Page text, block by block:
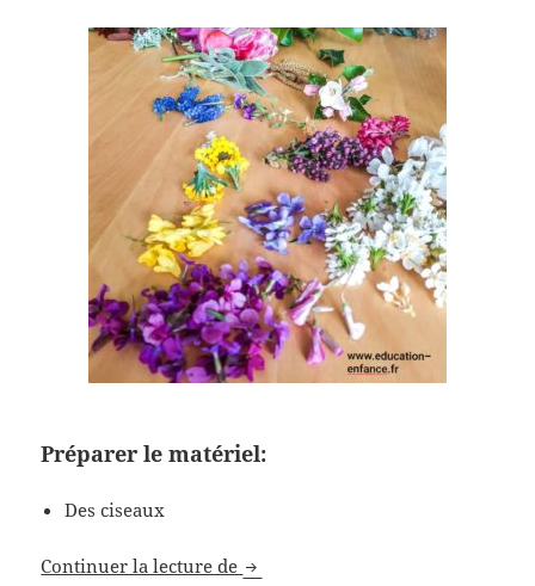
Préparer le matériel:
Des ciseaux
Continuer la lecture de Collage pour enfant de fleurs